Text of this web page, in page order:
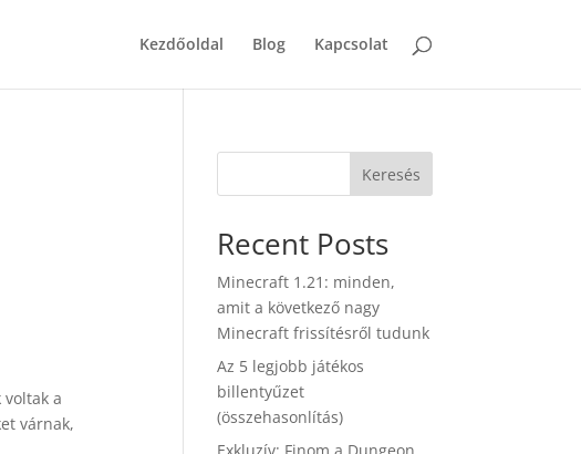
Kezdőoldal Blog Kapcsolat
a
várnak,
Keresés
Recent Posts
Minecraft 1.21: minden,
amit a következő nagy
Minecraft frissítésről tudunk
Az 5 legjobb játékos
billentyűzet
(összehasonlítás)